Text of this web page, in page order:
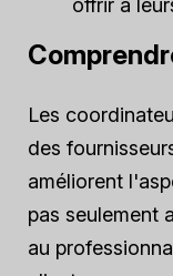
offrir à
Les
des
améliorent
pas seulement
au